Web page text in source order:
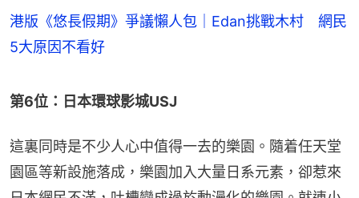
港版《悠長假期》爭議懶人包｜Edan挑戰木村 網民
5大原因不看好
第6位：日本環球影城USJ
這裏同時是不少人心中值得一去的樂園。隨着任天堂
園區等新設施落成，樂園加入大量日系元素，卻惹來